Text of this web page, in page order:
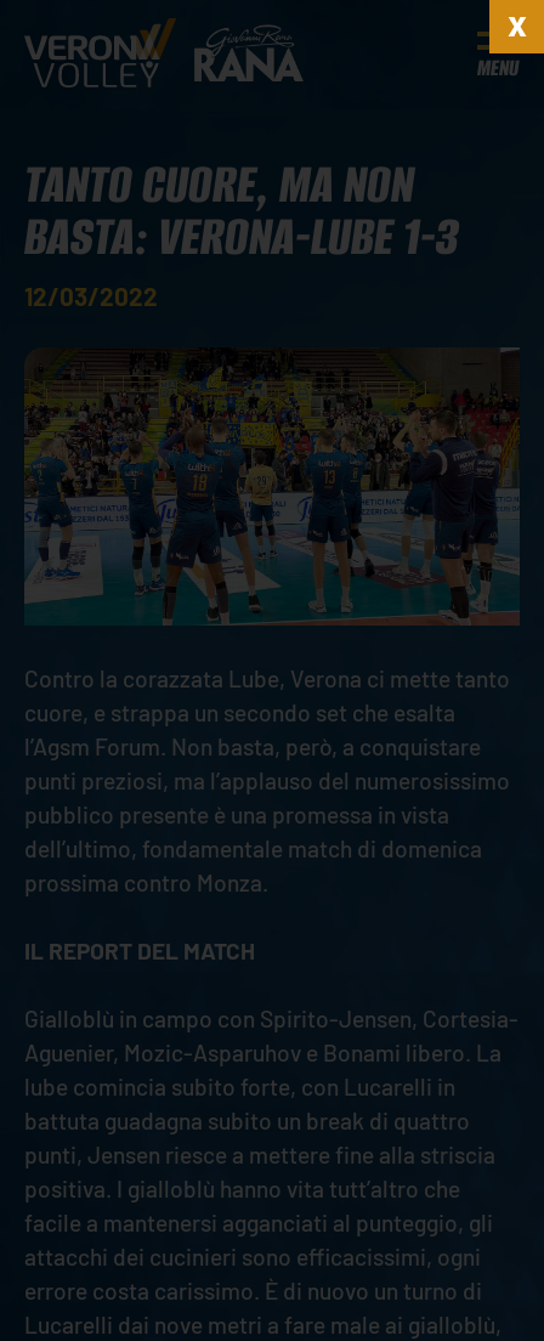
MENU
TANTO CUORE, MA NON
BASTA: VERONA-LUBE 1-3
12/03/2022
Contro la corazzata Lube, Verona ci mette tanto
cuore, e strappa un secondo set che esalta
l’Agsm Forum. Non basta, però, a conquistare
punti preziosi, ma l’applauso del numerosissimo
pubblico presente è una promessa in vista
dell’ultimo, fondamentale match di domenica
prossima contro Monza.
IL REPORT DEL MATCH
Gialloblù in campo con Spirito-Jensen, Cortesia-
Aguenier, Mozic-Asparuhov e Bonami libero. La
lube comincia subito forte, con Lucarelli in
battuta guadagna subito un break di quattro
punti, Jensen riesce a mettere fine alla striscia
positiva. I gialloblù hanno vita tutt’altro che
facile a mantenersi agganciati al punteggio, gli
attacchi dei cucinieri sono efficacissimi, ogni
errore costa carissimo. È di nuovo un turno di
Lucarelli dai nove metri a fare male ai gialloblù,